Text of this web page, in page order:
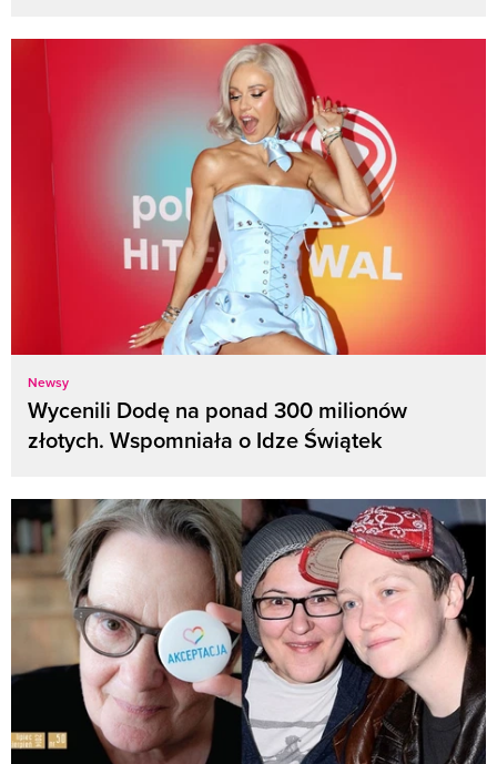
Newsy
Wycenili Dodę na ponad 300 milionów
złotych. Wspomniała o Idze Świątek